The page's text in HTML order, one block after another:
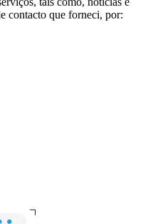
contacto que forneci, por: